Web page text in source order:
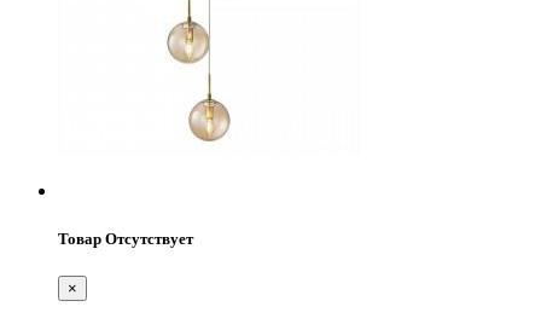
Товар Отсутствует
×